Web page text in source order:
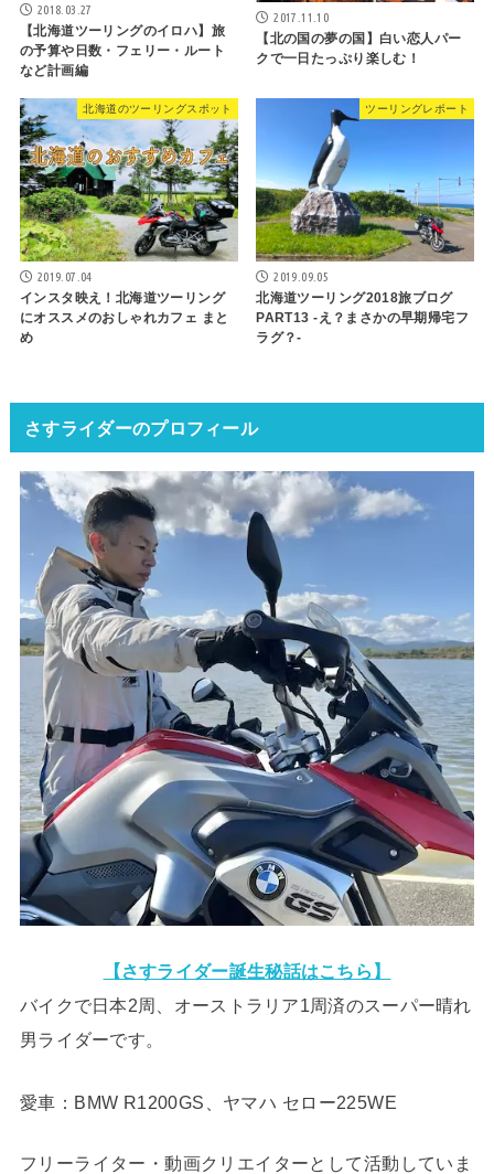
2018.03.27
【北海道ツーリングのイロハ】旅
の予算や日数・フェリー・ルート
など計画編
2017.11.10
【北の国の夢の国】白い恋人パー
クで一日たっぷり楽しむ！
北海道のツーリングスポット
2019.07.04
インスタ映え！北海道ツーリング
にオススメのおしゃれカフェ まと
め
ツーリングレポート
2019.09.05
北海道ツーリング2018旅ブログ
PART13 -え？まさかの早期帰宅フ
ラグ？-
さすライダーのプロフィール
【さすライダー誕生秘話はこちら】
バイクで日本2周、オーストラリア1周済のスーパー晴れ
男ライダーです。
愛車：BMW R1200GS、ヤマハ セロー225WE
フリーライター・動画クリエイターとして活動していま